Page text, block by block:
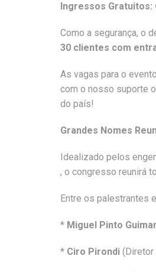
Ingressos Gratuitos:
Como a segurança, o
30 clientes com
As vagas para o
com o nosso suporte
do país!
Grandes Nomes
Idealizado pelos
, o congresso reunirá
Entre os palestrantes
* Miguel Pinto
* Ciro Pirondi (Diretor